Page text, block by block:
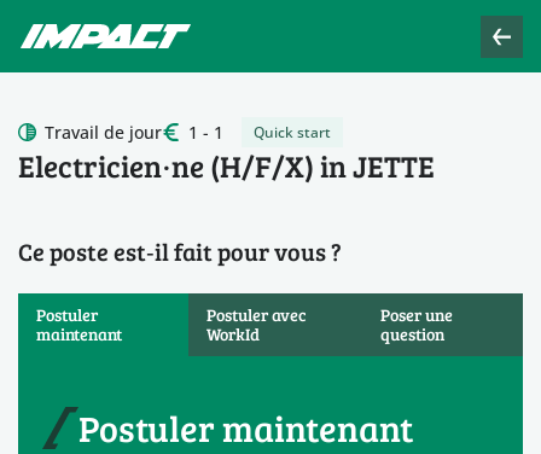
Electricien·ne (H/F/X) in JETTE
Travail de jour 1 - 1 Quick start
Ce poste est‑il fait pour vous ?
Postuler
maintenant
Postuler avec
WorkId
Poser une
question
Postuler maintenant